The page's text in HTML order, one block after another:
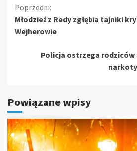
Kontynuuj
czytanie
Poprzedni:
Młodzież z Redy zgłębia tajniki
Wejherowie
Policja ostrzega rodziców
Powiązane wpisy